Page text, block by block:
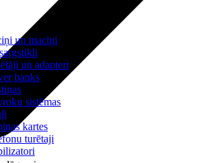
un maciņi
un adapteri
banks
sistēmas
kartes
turētaji